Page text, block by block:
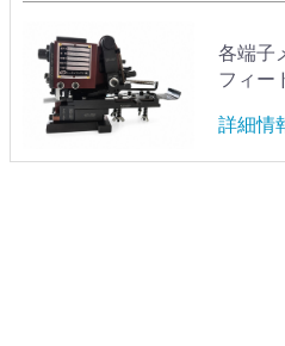
各端子
フィー
詳細情